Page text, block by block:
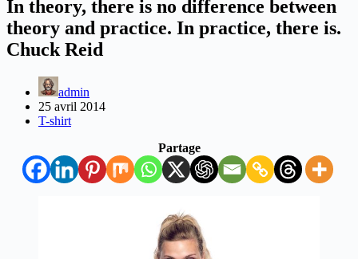
In theory, there is no difference between
theory and practice. In practice, there is.
Chuck Reid
admin
25 avril 2014
T-shirt
Partage